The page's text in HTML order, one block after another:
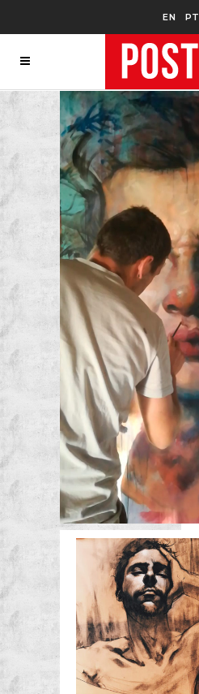
EN PT